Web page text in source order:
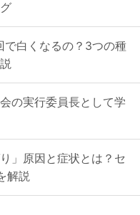
で白くなるの？3つの種
の実行委員長として学
」原因と症状とは？セ
解説